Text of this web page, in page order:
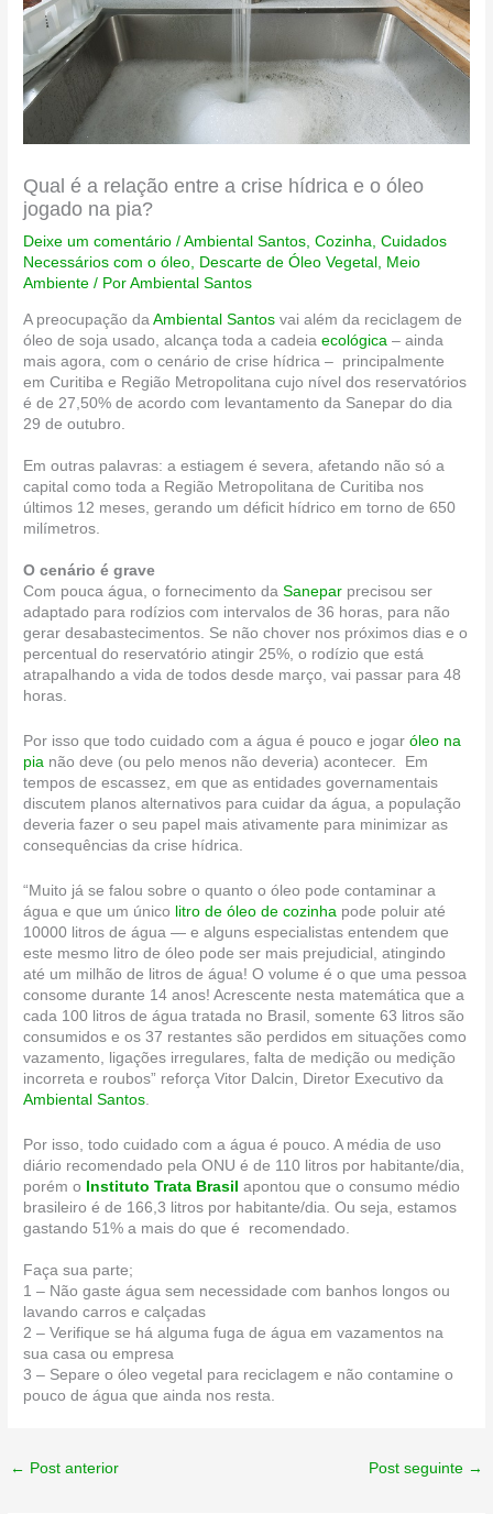
Qual é a relação entre a crise hídrica e o óleo
jogado na pia?
Deixe um comentário /Ambiental Santos,Cozinha,Cuidados
Necessários com o óleo, Descarte de Óleo Vegetal , Meio
Ambiente / PorAmbiental Santos
A preocupação daAmbiental Santos vai além da reciclagem de
óleo de soja usado, alcança toda a cadeiaecológica – ainda
mais agora, com o cenário de crise hídrica – principalmente
em Curitiba e Região Metropolitana cujo nível dos reservatórios
é de 27,50% de acordo com levantamento da Sanepar do dia
29 de outubro.
Em outras palavras: a estiagem é severa, afetando não só a
capital como toda a Região Metropolitana de Curitiba nos
últimos 12 meses, gerando um déficit hídrico em torno de 650
milímetros.
O cenário é grave
Com pouca água, o fornecimento daSanepar precisou ser
adaptado para rodízios com intervalos de 36 horas, para não
gerar desabastecimentos. Se não chover nos próximos dias e o
percentual do reservatório atingir 25%, o rodízio que está
atrapalhando a vida de todos desde março, vai passar para 48
horas.
Por isso que todo cuidado com a água é pouco e jogaróleo na
pia não deve (ou pelo menos não deveria) acontecer. Em
tempos de escassez, em que as entidades governamentais
discutem planos alternativos para cuidar da água, a população
deveria fazer o seu papel mais ativamente para minimizar as
consequências da crise hídrica.
“Muito já se falou sobre o quanto o óleo pode contaminar a
água e que um único litro de óleo de cozinha pode poluir até
10000 litros de água — e alguns especialistas entendem que
este mesmo litro de óleo pode ser mais prejudicial, atingindo
até um milhão de litros de água! O volume é o que uma pessoa
consome durante 14 anos! Acrescente nesta matemática que a
cada 100 litros de água tratada no Brasil, somente 63 litros são
consumidos e os 37 restantes são perdidos em situações como
vazamento, ligações irregulares, falta de medição ou medição
incorreta e roubos” reforça Vitor Dalcin, Diretor Executivo da
Ambiental Santos
Por isso, todo cuidado com a água é pouco. A média de uso
diário recomendado pela ONU é de 110 litros por habitante/dia,
porém o Instituto Trata Brasil apontou que o consumo médio
brasileiro é de 166,3 litros por habitante/dia. Ou seja, estamos
gastando 51% a mais do que é recomendado.
Faça sua parte;
1 – Não gaste água sem necessidade com banhos longos ou
lavando carros e calçadas
2 – Verifique se há alguma fuga de água em vazamentos na
sua casa ou empresa
3 – Separe o óleo vegetal para reciclagem e não contamine o
pouco de água que ainda nos resta.
← Post anterior Post seguinte →